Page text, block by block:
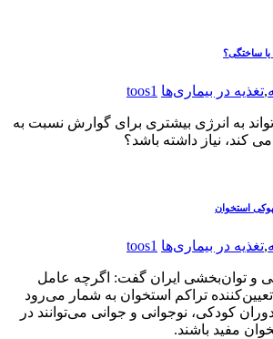
یا ساختگی؟
,تغذیه در بیماری‌ها toos1
تواند به انرژی بیشتری برای گوارش نسبت به
کند، نیاز داشته باشد؟
استخوان
,تغذیه در بیماری‌ها toos1
و توان‌بخشی ایران گفت: اگرچه عامل
تراکم استخوان به شمار می‌رود
کودکی، نوجوانی و جوانی می‌توانند در
مفید باشند.